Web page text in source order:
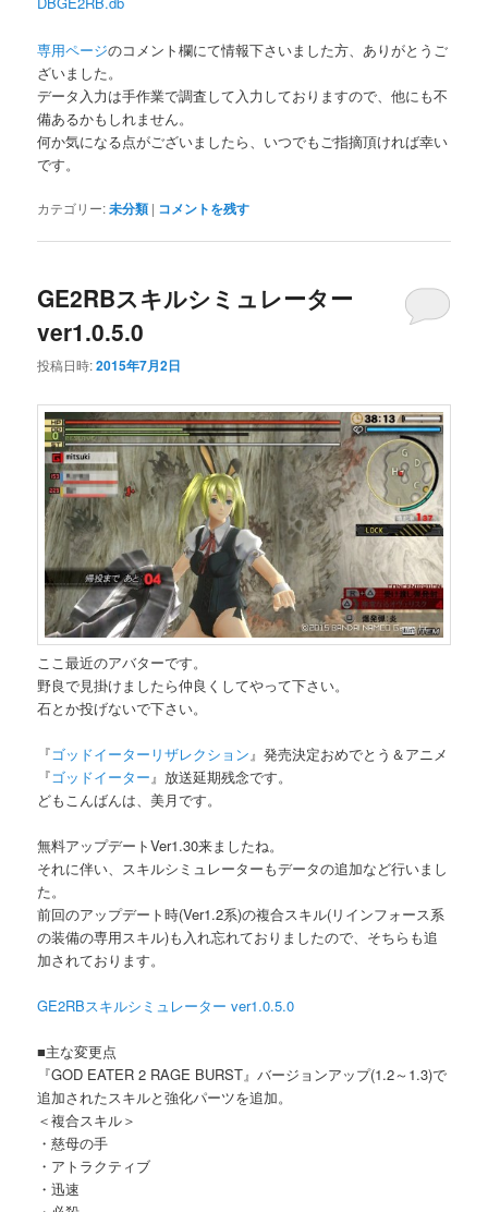
専用ページのコメント欄にて情報下さいました方、ありがとうご
ざいました。
データ入力は手作業で調査して入力しておりますので、他にも不
備あるかもしれません。
何か気になる点がございましたら、いつでもご指摘頂ければ幸い
です。
カテゴリー:未分類 | コメントを残す
GE2RBスキルシミュレーター
ver1.0.5.0
投稿日時:2015年7月2日
ここ最近のアバターです。
野良で見掛けましたら仲良くしてやって下さい。
石とか投げないで下さい。
『ゴッドイーターリザレクション 』発売決定おめでとう＆アニメ
『ゴッドイーター 』放送延期残念です。
どもこんばんは、美月です。
無料アップデートVer1.30来ましたね。
それに伴い、スキルシミュレーターもデータの追加など行いまし
た。
前回のアップデート時(Ver1.2系)の複合スキル(リインフォース系
の装備の専用スキル)も入れ忘れておりましたので、そちらも追
加されております。
GE2RBスキルシミュレーター ver1.0.5.0
■主な変更点
『GOD EATER 2 RAGE BURST』バージョンアップ(1.2～1.3)で
追加されたスキルと強化パーツを追加。
＜複合スキル＞
・慈母の手
・アトラクティブ
・迅速